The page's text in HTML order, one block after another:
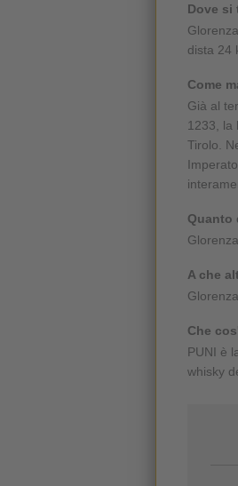
Dove si
dista 24
Come
Già al
1233, la
Tirolo.
Quanto
A che
Che
PUNI è
whisky